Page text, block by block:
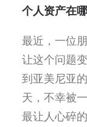
个人资产在
最近，一位
让这个问题
到亚美尼亚
天，不幸被
最让人心碎